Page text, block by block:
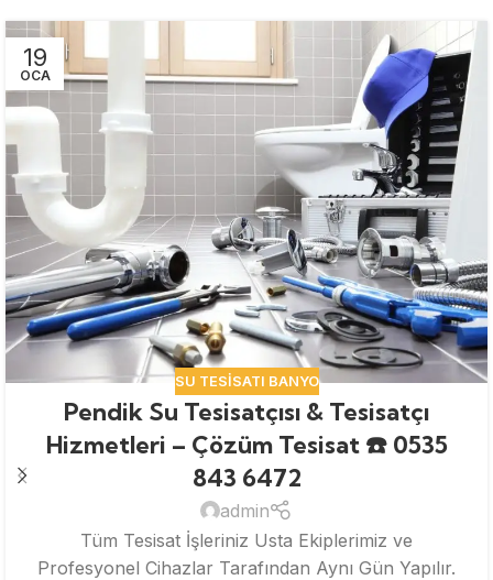
19
OCA
SU TESISATI BANYO
Pendik Su Tesisatçısı & Tesisatçı
Hizmetleri – Çözüm Tesisat ☎️ 0535
843 6472
admin
Tüm Tesisat İşleriniz Usta Ekiplerimiz ve
Profesyonel Cihazlar Tarafından Aynı Gün Yapılır.